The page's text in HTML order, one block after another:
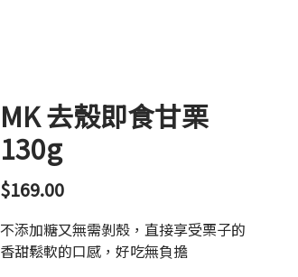
MK 去殼即食甘栗
130g
$169.00價
不添加糖又無需剝殼，直接享受栗子的
香甜鬆軟的口感，好吃無負擔